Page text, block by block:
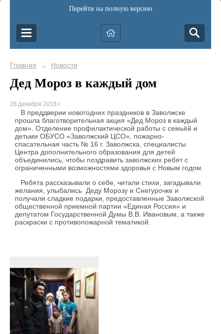
Перейти на полную версию
Главная → Новости
Дед Мороз в каждый дом
28 декабря 2018 г.
В преддверии новогодних праздников в Заволжске
прошла благотворительная акция «Дед Мороз в каждый
дом». Отделение профилактической работы с семьёй и
детьми ОБУСО «Заволжский ЦСО», пожарно-
спасательная часть № 16 г. Заволжска, специалисты
Центра дополнительного образования для детей
объединились, чтобы поздравить заволжских ребят с
ограниченными возможностями здоровья с Новым годом.
Ребята рассказывали о себе, читали стихи, загадывали
желания, улыбались Деду Морозу и Снегурочке и
получали сладкие подарки, предоставленные Заволжской
общественной приемной партии «Единая Россия» и
депутатом Государственной Думы В.В. Ивановым, а также
раскраски с противопожарной тематикой.